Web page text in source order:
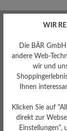
1 von 1
1 von 5
WIR
Die BÄR
andere Web-
wir und
Ihnen
Klicken Sie auf
direkt zur